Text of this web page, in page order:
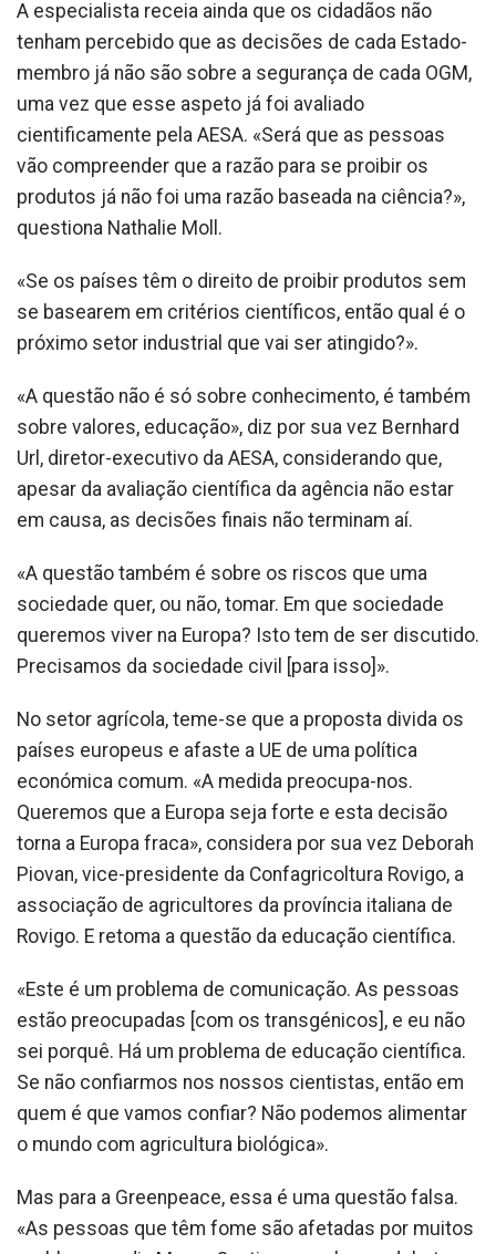
A especialista receia ainda que os cidadãos não
tenham percebido que as decisões de cada Estado-
membro já não são sobre a segurança de cada OGM,
uma vez que esse aspeto já foi avaliado
cientificamente pela AESA. «Será que as pessoas
vão compreender que a razão para se proibir os
produtos já não foi uma razão baseada na ciência?»,
questiona Nathalie Moll.
«Se os países têm o direito de proibir produtos sem
se basearem em critérios científicos, então qual é o
próximo setor industrial que vai ser atingido?».
«A questão não é só sobre conhecimento, é também
sobre valores, educação», diz por sua vez Bernhard
Url, diretor-executivo da AESA, considerando que,
apesar da avaliação científica da agência não estar
em causa, as decisões finais não terminam aí.
«A questão também é sobre os riscos que uma
sociedade quer, ou não, tomar. Em que sociedade
queremos viver na Europa? Isto tem de ser discutido.
Precisamos da sociedade civil [para isso]».
No setor agrícola, teme-se que a proposta divida os
países europeus e afaste a UE de uma política
económica comum. «A medida preocupa-nos.
Queremos que a Europa seja forte e esta decisão
torna a Europa fraca», considera por sua vez Deborah
Piovan, vice-presidente da Confagricoltura Rovigo, a
associação de agricultores da província italiana de
Rovigo. E retoma a questão da educação científica.
«Este é um problema de comunicação. As pessoas
estão preocupadas [com os transgénicos], e eu não
sei porquê. Há um problema de educação científica.
Se não confiarmos nos nossos cientistas, então em
quem é que vamos confiar? Não podemos alimentar
o mundo com agricultura biológica».
Mas para a Greenpeace, essa é uma questão falsa.
«As pessoas que têm fome são afetadas por muitos